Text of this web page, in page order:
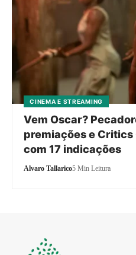
CINEMA E STREAMING
Vem Oscar?
premiações e
com 17 indicações
Alvaro Tallarico5 Min Leitura